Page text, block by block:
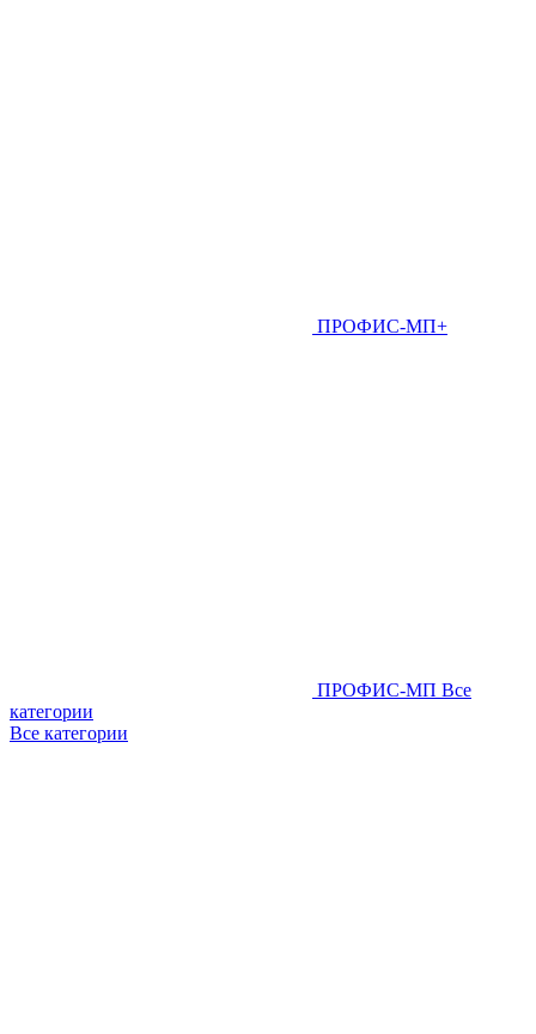
ПРОФИС-МП+
ПРОФИС-МП Все
категории
Все категории